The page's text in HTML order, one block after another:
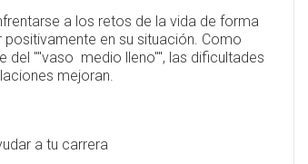
a los retos de la vida de forma
en su situación. Como
del ""vaso medio lleno"", las dificultades
mejoran.
a tu carrera